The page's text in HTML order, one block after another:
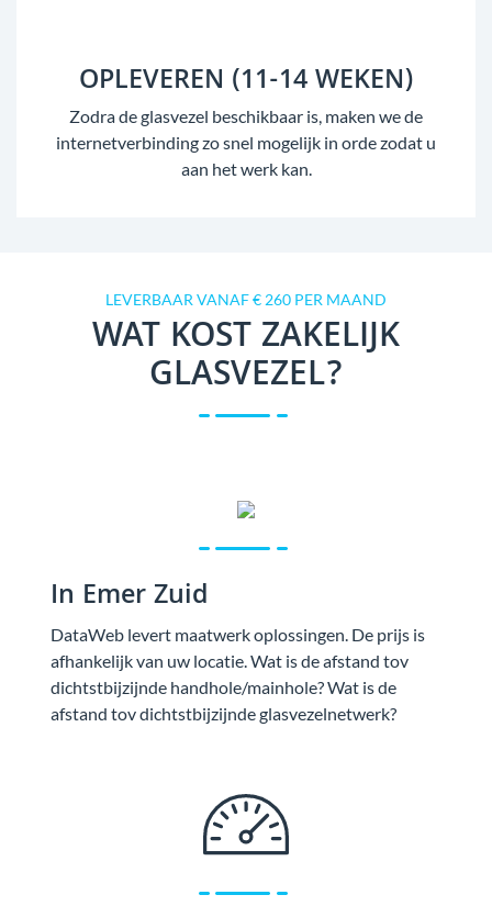
OPLEVEREN (11-14 WEKEN)
Zodra de glasvezel beschikbaar is, maken we de
internetverbinding zo snel mogelijk in orde zodat u
aan het werk kan.
LEVERBAAR VANAF € 260 PER MAAND
WAT KOST ZAKELIJK
GLASVEZEL?
In Emer Zuid
DataWeb levert maatwerk oplossingen. De prijs is
afhankelijk van uw locatie. Wat is de afstand tov
dichtstbijzijnde handhole/mainhole? Wat is de
afstand tov dichtstbijzijnde glasvezelnetwerk?